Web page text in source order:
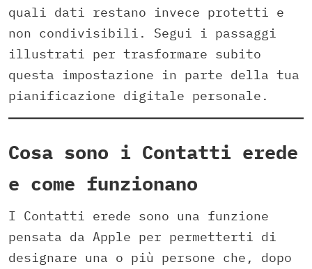
quali dati restano invece protetti e
non condivisibili. Segui i passaggi
illustrati per trasformare subito
questa impostazione in parte della tua
pianificazione digitale personale.
Cosa sono i Contatti erede
e come funzionano
I Contatti erede sono una funzione
pensata da Apple per permetterti di
designare una o più persone che, dopo